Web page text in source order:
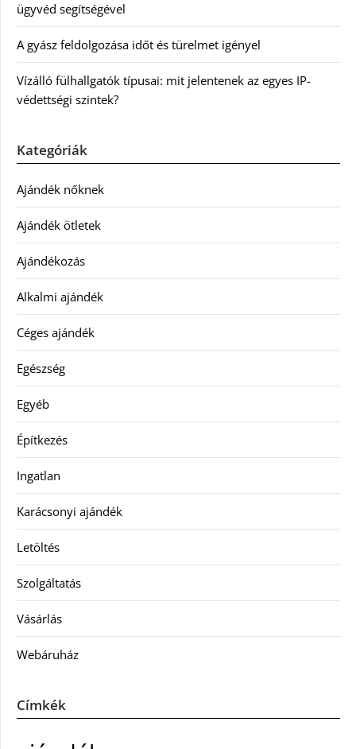
ügyvéd segítségével
A gyász feldolgozása időt és türelmet igényel
Vízálló fülhallgatók típusai: mit jelentenek az egyes IP-
védettségi szintek?
Kategóriák
Ajándék nőknek
Ajándék ötletek
Ajándékozás
Alkalmi ajándék
Céges ajándék
Egészség
Egyéb
Építkezés
Ingatlan
Karácsonyi ajándék
Letöltés
Szolgáltatás
Vásárlás
Webáruház
Címkék